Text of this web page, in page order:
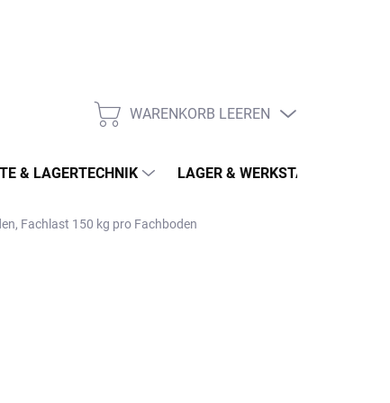
WARENKORB
WARENKORB LEEREN
& LAGERTECHNIK LAGER & WERKSTATT
Fachlast 150 kg pro Fachboden